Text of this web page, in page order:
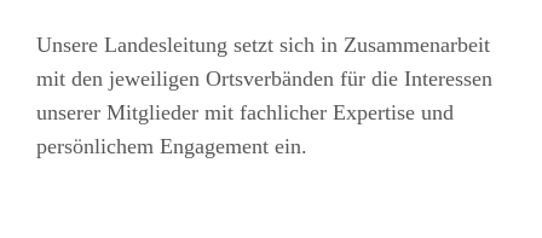
Unsere Landesleitung setzt sich in Zusammenarbeit
mit den jeweiligen Ortsverbänden für die Interessen
unserer Mitglieder mit fachlicher Expertise und
persönlichem Engagement ein.